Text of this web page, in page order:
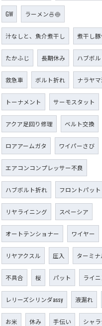
GW ラーメン🍜🍥
汁なしと、魚介煮干し 煮干し豚
たかふじ 長期休み ハブボル
救急車 ボルト折れ ナラヤ
トーナメント サーモスタット
アクア足回り修理 ベルト交換
ロアアームガタ ワイパーさび
エアコンコンプレッサー不良
ハブボルト折れ フロントパット
リヤライニング スペーシア
オートテンショナー ワイヤー
リヤアクスル 圧入 ターミナ
不具合 桜 パット ライ
レリーズシリンダassy 液漏れ
お米 休み 手伝い シャ